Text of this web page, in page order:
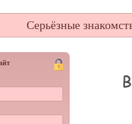
Серьёзные